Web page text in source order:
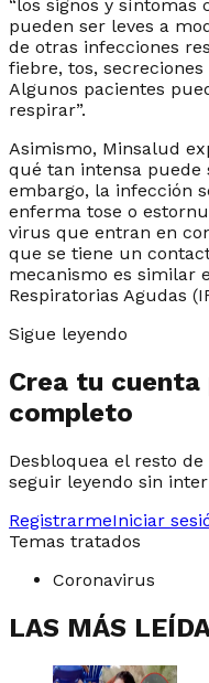
“los signos y síntomas
pueden ser leves a
de otras infecciones
fiebre, tos,
Algunos pacientes
respirar”.
Asimismo, Minsalud
qué tan intensa puede
embargo, la infección
enferma tose o
virus que entran en
que se tiene un
mecanismo es similar
Respiratorias Agudas
Sigue leyendo
Crea tu
completo
Desbloquea el resto
seguir leyendo sin
RegistrarmeIniciar
Temas tratados
Coronavirus
LAS MÁS